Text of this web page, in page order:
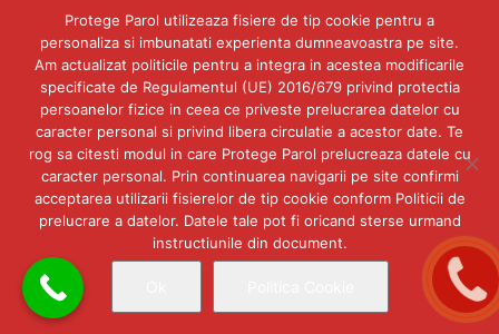
Copyright 2018 Protege-Parol SRL Timisoara. Toate drepturile rezervate.
Oferte
accesorii
Blog Protege Parol
Protege Parol utilizeaza fisiere de tip cookie pentru a
personaliza si imbunatati experienta dumneavoastra pe site.
Am actualizat politicile pentru a integra in acestea modificarile
specificate de Regulamentul (UE) 2016/679 privind protectia
persoanelor fizice in ceea ce priveste prelucrarea datelor cu
caracter personal si privind libera circulatie a acestor date. Te
rog sa citesti modul in care Protege Parol prelucreaza datele cu
caracter personal. Prin continuarea navigarii pe site confirmi
acceptarea utilizarii fisierelor de tip cookie conform Politicii de
prelucrare a datelor. Datele tale pot fi oricand sterse urmand
instructiunile din document.